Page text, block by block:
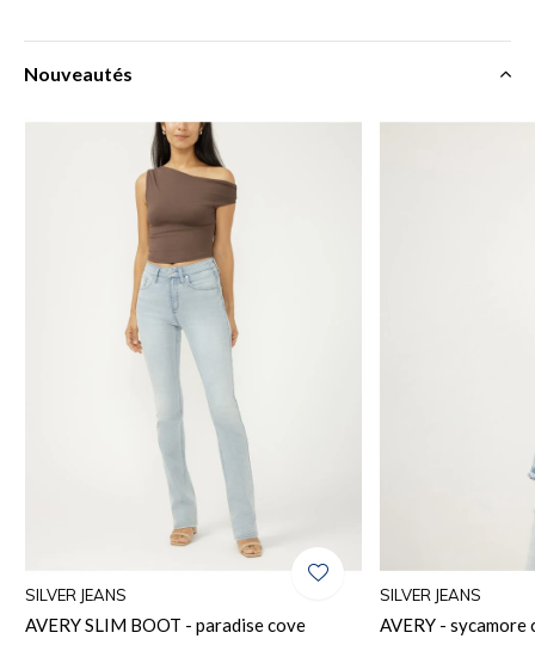
Nouveautés
SILVER JEANS
AVERY SLIM BOOT - paradise cove
SILVER JEANS
AVERY - sycamore